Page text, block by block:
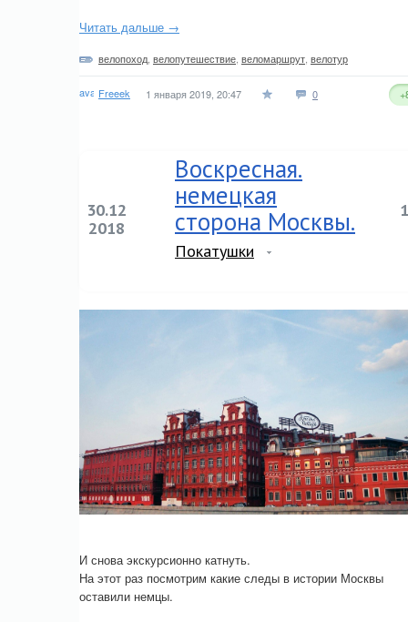
Читать дальше →
велопоход велопутешествие веломаршрут велотур
Freeek 1 января 2019, 20:47 0
30.12
2018
Воскресная.
немецкая
сторона Москвы.
Покатушки
1
И снова экскурсионно катнуть.
На этот раз посмотрим какие следы в истории Москвы
оставили немцы.